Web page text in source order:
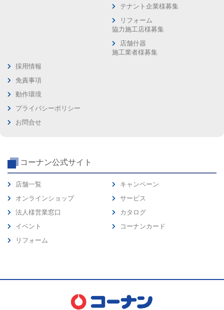
テナント企業様募集
リフォーム
協力施工店様募集
店舗什器
施工業者様募集
採用情報
免責事項
動作環境
プライバシーポリシー
お問合せ
コーナン公式サイト
店舗一覧
オンラインショップ
法人様営業窓口
イベント
リフォーム
キャンペーン
サービス
カタログ
コーナンカード